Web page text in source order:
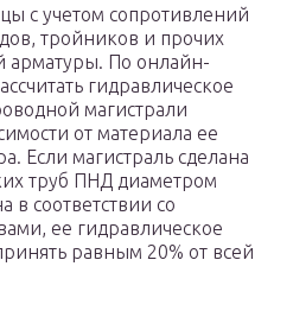
с учетом сопротивлений
тройников и прочих
арматуры. По онлайн-
гидравлическое
магистрали
от материала ее
Если магистраль сделана
труб ПНД диаметром
в соответствии со
ее гидравлическое
равным 20% от всей